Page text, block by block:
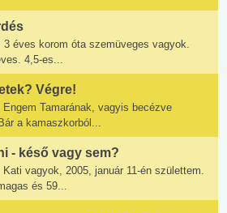
éves korom óta szemüveges vagyok.
4,5-es...
Végre!
Tamarának, vagyis becézve
a kamaszkorból...
- késő vagy sem?
vagyok, 2005, január 11-én születtem.
és 59...